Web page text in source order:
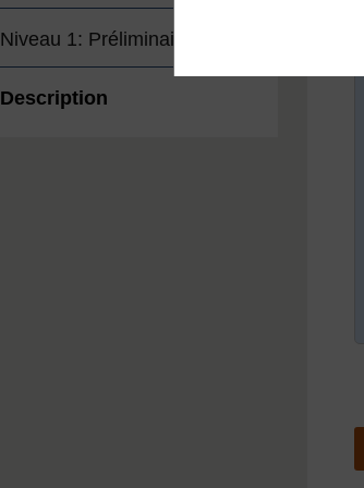
Niveau 1: Préliminaire
Description